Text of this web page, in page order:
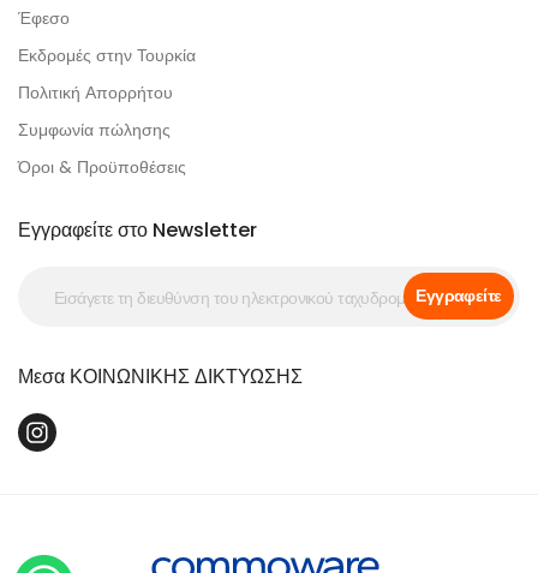
Έφεσο
Εκδρομές στην Τουρκία
Πολιτική Απορρήτου
Συμφωνία πώλησης
Όροι & Προϋποθέσεις
Εγγραφείτε στο Newsletter
Εγγραφείτε
Μεσα ΚΟΙΝΩΝΙΚΗΣ ΔΙΚΤΥΩΣΗΣ